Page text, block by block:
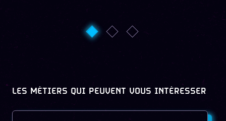
LES MÉTIERS QUI PEUVENT VOUS INTÉRESSER